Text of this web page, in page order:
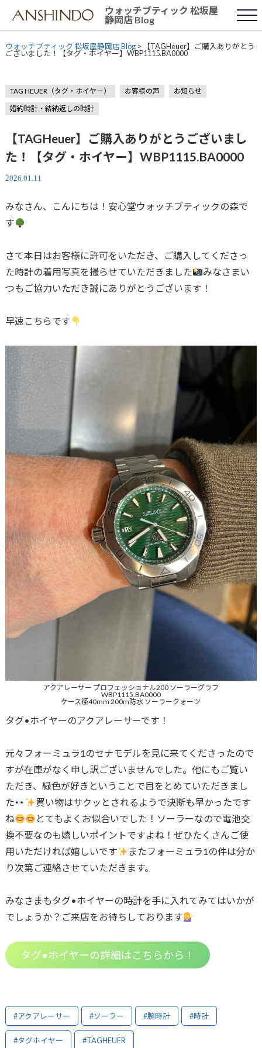
content
ウォッチブティック 松坂屋
静岡店 Blog
ウォッチブティック 松坂屋静岡店 Blog> 【TAGHeuer】ご購入ありがとう
ございました！【タグ・ホイヤー】WBP1115.BA0000
TAG HEUER（タグ・ホイヤー） お客様の声
お知らせ
婚約時計・結納返しの時計
【TAGHeuer】ご購入ありがとうございまし
た！【タグ・ホイヤー】WBP1115.BA0000
2026.01.11
みなさん、こんにちは！安心堂ウォッチブティックの森で
す
さて本日はお客様に許可をいただき、ご購入してくださっ
た時計の着用写真を撮らせていただきました
みなさまい
つもご協力いただき誠にありがとうございます！
早速こちらです
アクアレーサー プロフェッショナル200 ソーラーグラフ
WBP1115.BA0000
ケース径40mm 200m防水 ソーラークォーツ
タグ•ホイヤーのアクアレーサーです！
元々フォーミュラ1のセナモデルを見に来てくださったので
すが在庫がなく申し訳ございませんでした。他にもご覧い
ただき、緑色が好きということで目をとめていただきまし
た
買い物はサクッとされるようで決断も早かったです
ね
とてもよくお似合いでした！ソーラーなので電池交
換不要なのも嬉しいポイントですよね！ぜひたくさんご使
用いただければ嬉しいです
またフォーミュラ1の件は分か
り次第ご連絡させていただきます。
みなさまもタグ•ホイヤーの時計を手に入れてみてはいかが
でしょうか？ご来店をお待ちしております
タグ•ホイヤーの詳細はこちらから！
#アクアレーサー #ソーラー #腕時計 #時計
#タグホイヤー #TAGHEUER